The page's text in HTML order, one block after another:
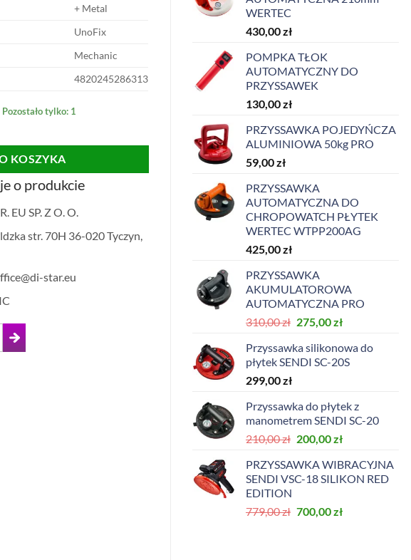
+ Metal
UnoFix
Mechanic
4820245286313
Pozostało tylko: 1
KOSZYKA
o produkcie
EU SP. Z O. O.
str. 70H 36-020 Tyczyn,
star.eu
WERTEC
430,00zł
POMPKA TŁOK
AUTOMATYCZNY DO
PRZYSSAWEK
130,00zł
PRZYSSAWKA POJEDYŃCZA
ALUMINIOWA 50kg PRO
59,00zł
PRZYSSAWKA
AUTOMATYCZNA DO
CHROPOWATCH PŁYTEK
WERTEC WTPP200AG
425,00zł
PRZYSSAWKA
AKUMULATOROWA
AUTOMATYCZNA PRO
310,00zł Pierwotna
wynosiła:
310,00 zł.
275,00złAktualna
wynosi:
275,00 zł.
Przyssawka silikonowa do
płytek SENDI SC-20S
299,00zł
Przyssawka do płytek z
manometrem SENDI SC-20
210,00zł Pierwotna
wynosiła:
210,00 zł.
200,00złAktualna
wynosi:
200,00 zł.
PRZYSSAWKA WIBRACYJNA
SENDI VSC-18 SILIKON RED
EDITION
779,00zł Pierwotna
700,00złAktualna